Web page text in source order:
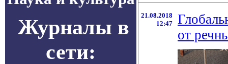
Журналы в
сети:
21.08.2018
12:47
от